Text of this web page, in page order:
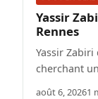
Yassir
Rennes
Yassir
cherchant
août 6, 20261